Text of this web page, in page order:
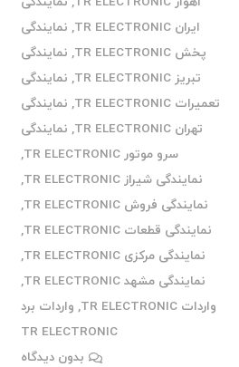
ایران TR ELECTRONIC
, نمایندگی
پخش TR ELECTRONIC
, نمایندگی
تبریز TR ELECTRONIC
, نمایندگی
تعمیرات TR ELECTRONIC
, نمایندگی
تهران TR ELECTRONIC
, نمایندگی
سرو موتور TR ELECTRONIC
,
نمایندگی شیراز TR ELECTRONIC
,
نمایندگی فروش TR ELECTRONIC
,
نمایندگی قطعات TR ELECTRONIC
,
نمایندگی مرکزی TR ELECTRONIC
,
نمایندگی مشهد TR ELECTRONIC
,
واردات TR ELECTRONIC
, واردات برد
TR ELECTRONIC
بدون دیدگاه